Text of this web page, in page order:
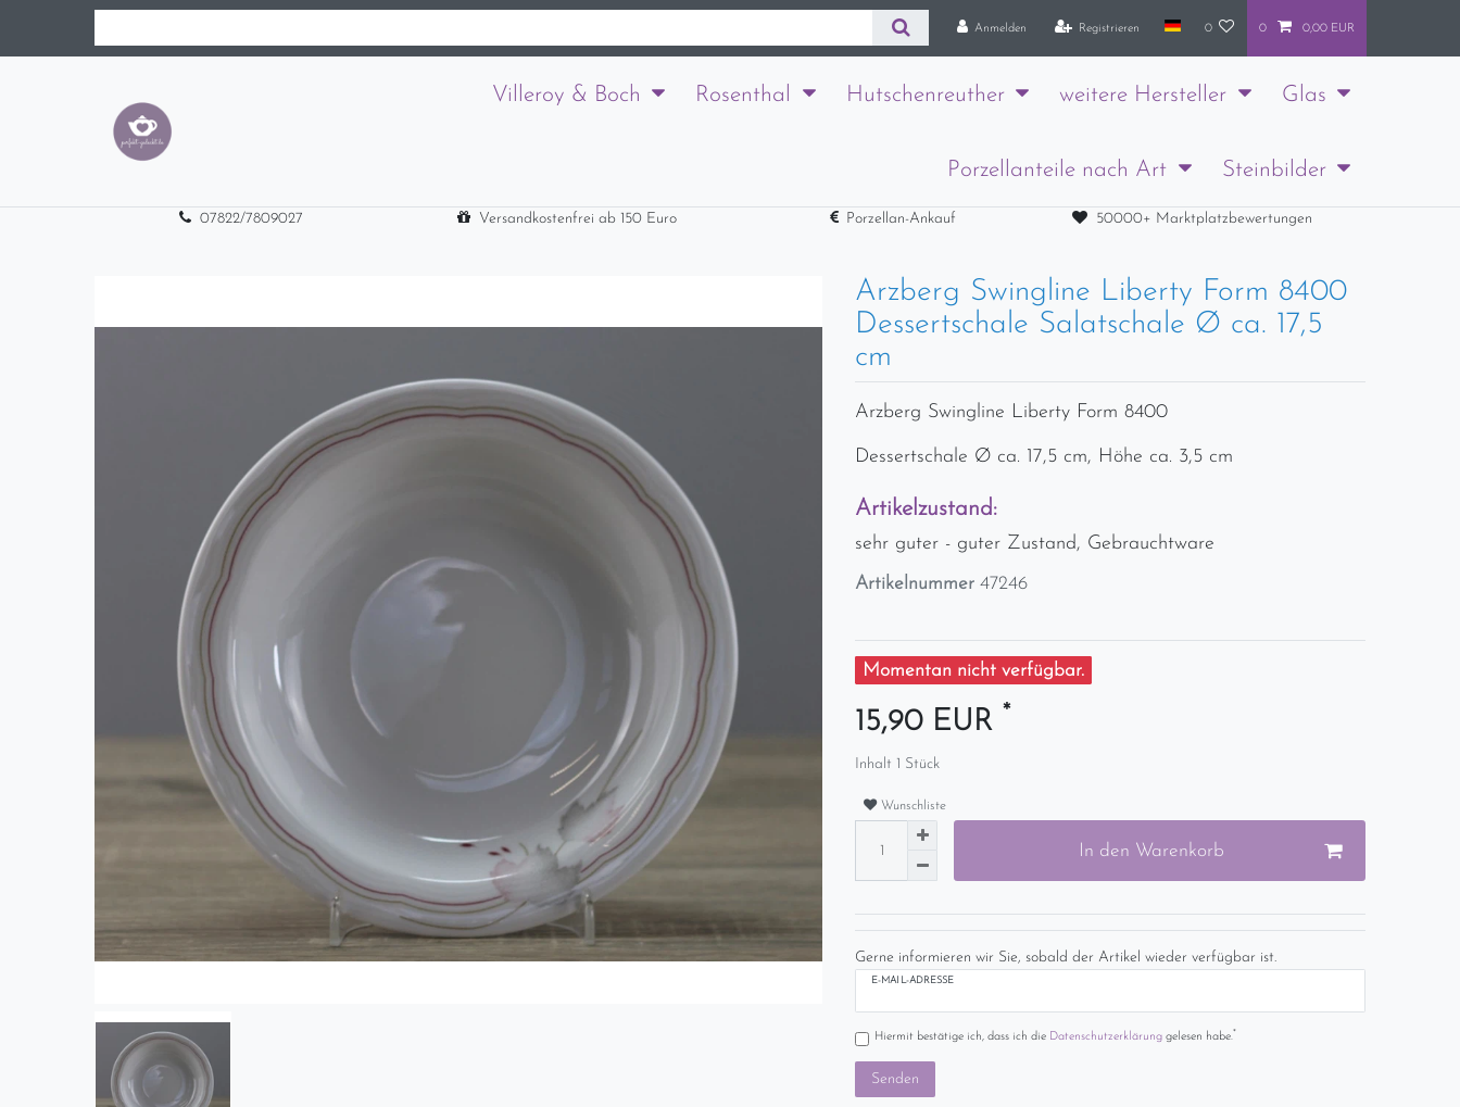
Anmelden Registrieren 0 0 0,00 EUR
Villeroy & Boch Rosenthal Hutschenreuther weitere Hersteller Glas
Porzellanteile nach Art Steinbilder
07822/7809027 Versandkostenfrei ab 150 Euro Porzellan-Ankauf 50000+ Marktplatzbewertungen
Arzberg Swingline Liberty Form 8400
Dessertschale Salatschale Ø ca. 17,5
cm
Arzberg Swingline Liberty Form 8400
Dessertschale Ø ca. 17,5 cm, Höhe ca. 3,5 cm
Artikelzustand:
sehr guter - guter Zustand, Gebrauchtware
Artikelnummer 47246
Momentan nicht verfügbar.
15,90 EUR *
Inhalt 1 Stück
Wunschliste
In den Warenkorb
Gerne informieren wir Sie, sobald der Artikel wieder verfügbar ist.
E-MAIL-ADRESSE
Hiermit bestätige ich, dass ich die Daten­schutz­erklärunggelesen habe.*
Senden